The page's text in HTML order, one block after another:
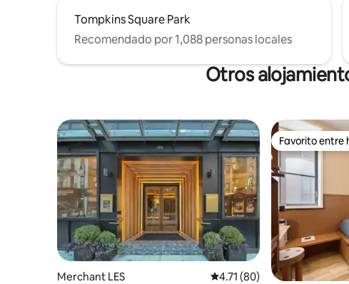
Tompkins Square Park
Recomendado por 1,088 personas locales
Otros
Merchant LES Calificación promedio: 4.71
4.71 (80)
Favorito entre
Favorito entre